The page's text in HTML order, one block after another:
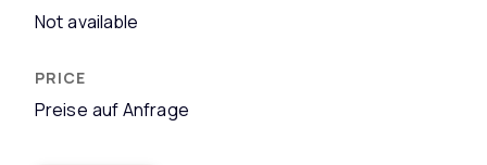
Not available
Preise auf Anfrage